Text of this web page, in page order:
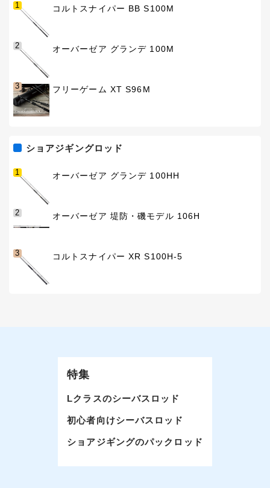
1 コルトスナイパー BB S100M
2 オーバーゼア グランデ 100M
3 フリーゲーム XT S96M
ショアジギングロッド
1 オーバーゼア グランデ 100HH
2 オーバーゼア 堤防・磯モデル 106H
3 コルトスナイパー XR S100H-5
特集
Lクラスのシーバスロッド
初心者向けシーバスロッド
ショアジギングのパックロッド